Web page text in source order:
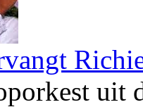
uit